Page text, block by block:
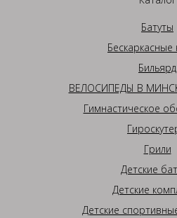
Батуты
Бескаркасные
Бильярд
ВЕЛОСИПЕДЫ В
Гимнастическое
Грили
Детские
Детские
Детские